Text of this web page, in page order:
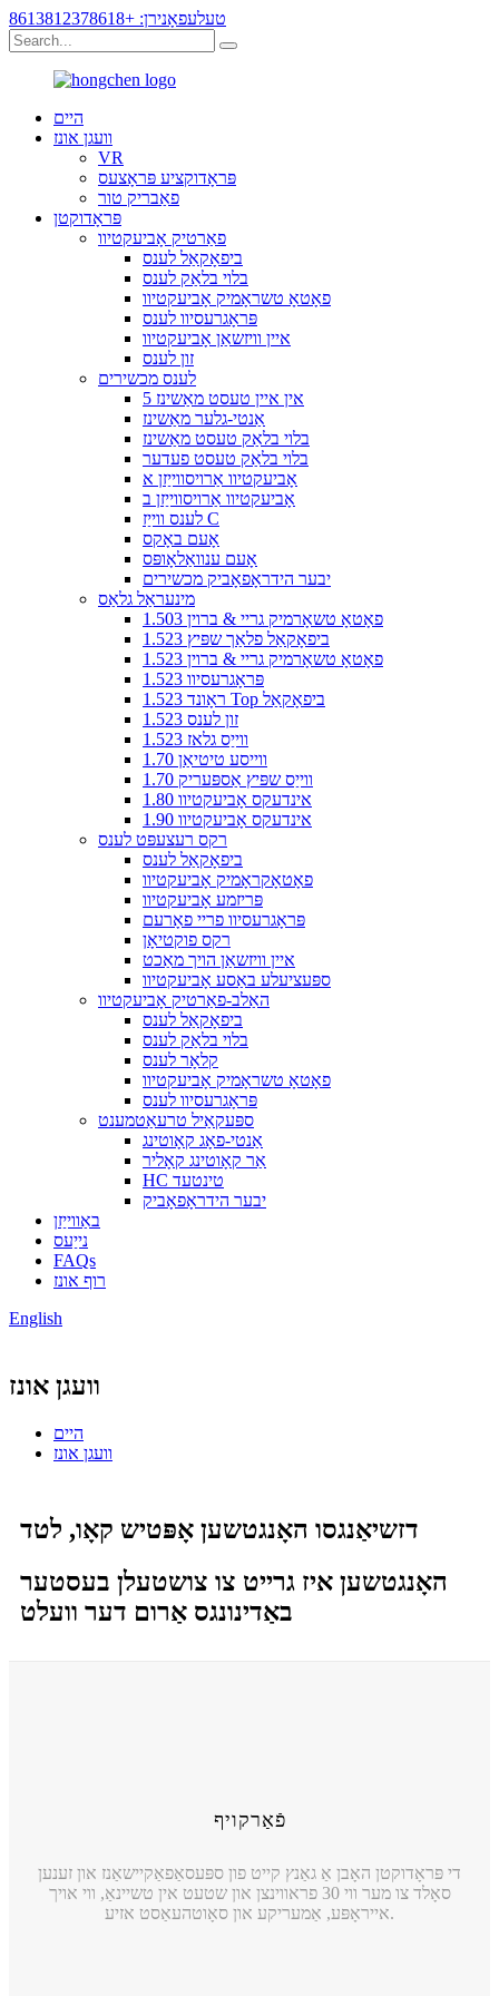
טעלעפאָנירן: +8613812378618
היים
וועגן אונז
VR
פּראָדוקציע פּראָצעס
פאַבריק טור
פּראָדוקטן
פאַרטיק אָביעקטיוו
ביפאָקאַל לענס
בלוי בלאַק לענס
פאָטאָ טשראָמיק אָביעקטיוו
פּראָגרעסיוו לענס
איין וויזשאַן אָביעקטיוו
זון לענס
לענס מכשירים
5 אין איין טעסט מאַשינז
אַנטי-גלער מאַשינז
בלוי בלאַק טעסט מאַשינז
בלוי בלאַק טעסט פעדער
אָביעקטיוו אַרויסווייַזן א
אָביעקטיוו אַרויסווייַזן ב
לענס ווייַז C
אָעם באָקס
אָעם ענוואַלאָופּס
יבער הידראָפאָביק מכשירים
מינעראַל גלאַס
1.503 פאָטאָ טשאָרמיק גריי & ברוין
1.523 ביפאָקאַל פלאַך שפּיץ
1.523 פאָטאָ טשאָרמיק גריי & ברוין
1.523 פּראָגרעסיוו
1.523 ראָונד Top ביפאָקאַל
1.523 זון לענס
1.523 ווייַס גלאז
1.70 ווייסע טיטיאַן
1.70 ווייַס שפּיץ אַספּעריק
1.80 אינדעקס אָביעקטיוו
1.90 אינדעקס אָביעקטיוו
רקס רעצעפּט לענס
ביפאָקאַל לענס
פאָטאָקראָמיק אָביעקטיוו
פּריזמע אָביעקטיוו
פּראָגרעסיוו פריי פאָרעם
רקס פוקטיאָן
איין וויזשאַן הויך מאַכט
ספּעציעלע באַסע אָביעקטיוו
האַלב-פאַרטיק אָביעקטיוו
ביפאָקאַל לענס
בלוי בלאַק לענס
קלאָר לענס
פאָטאָ טשראָמיק אָביעקטיוו
פּראָגרעסיוו לענס
ספּעקאַיל טרעאַטמענט
אַנטי-פאָג קאָוטינג
אַר קאָוטינג קאָליר
HC טינטעד
יבער הידראָפאָביק
באַווייַזן
נייַעס
FAQs
רוף אונז
English
וועגן אונז
היים
וועגן אונז
דזשיאַנגסו האָנגטשען אָפּטיש קאָו, לטד
האָנגטשען איז גרייט צו צושטעלן בעסטער
באַדינונגס אַרום דער וועלט
פֿאַרקויף
די פּראָדוקטן האָבן אַ גאַנץ קייט פון ספּעסאַפאַקיישאַנז און זענען
סאָלד צו מער ווי 30 פראווינצן און שטעט אין טשיינאַ, ווי אויך
אייראָפּע, אַמעריקע און סאָוטהעאַסט אזיע.